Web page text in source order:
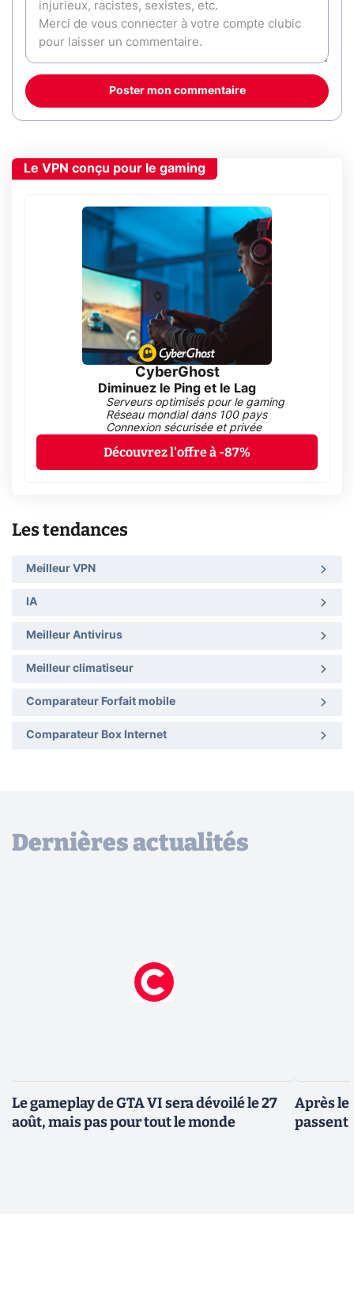
Poster mon commentaire
Le VPN conçu pour le gaming
CyberGhost
Diminuez le Ping et le Lag
Serveurs optimisés pour le gaming
Réseau mondial dans 100 pays
Connexion sécurisée et privée
Découvrez l'offre à -87%
Les tendances
Meilleur VPN
IA
Meilleur Antivirus
Meilleur climatiseur
Comparateur Forfait mobile
Comparateur Box Internet
Dernières actualités
Le gameplay de GTA VI sera dévoilé le 27
août, mais pas pour tout le monde
Après le
passent